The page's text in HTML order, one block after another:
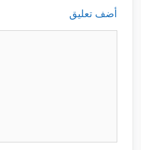
أضف تعليق